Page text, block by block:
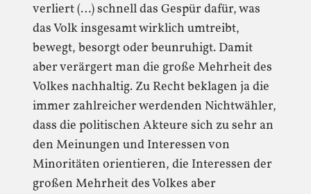
verliert (…) schnell das Gespür dafür, was
das Volk insgesamt wirklich umtreibt,
bewegt, besorgt oder beunruhigt. Damit
aber verärgert man die große Mehrheit des
Volkes nachhaltig. Zu Recht beklagen ja die
immer zahlreicher werdenden Nichtwähler,
dass die politischen Akteure sich zu sehr an
den Meinungen und Interessen von
Minoritäten orientieren, die Interessen der
großen Mehrheit des Volkes aber